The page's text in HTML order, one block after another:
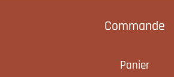
Commande
Panier